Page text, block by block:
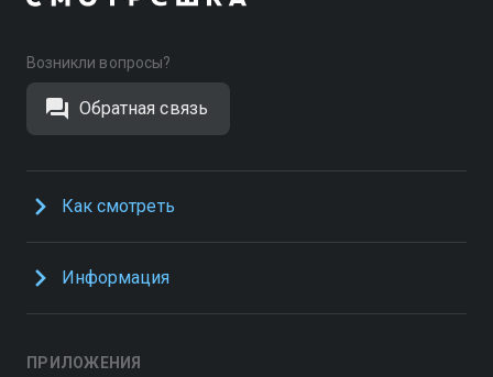
Возникли вопросы?
Обратная связь
Как смотреть
Информация
ПРИЛОЖЕНИЯ